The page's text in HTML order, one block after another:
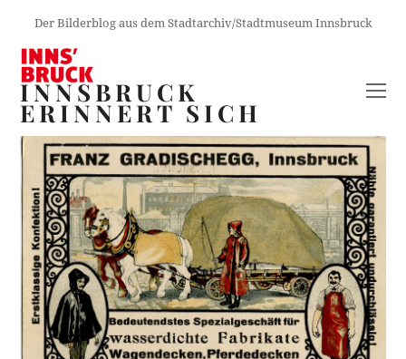
Der Bilderblog aus dem Stadtarchiv/Stadtmuseum Innsbruck
INNSBRUCK
ERINNERT SICH